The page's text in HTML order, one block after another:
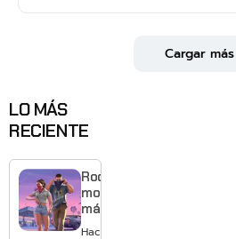
Cargar más
LO MÁS
RECIENTE
Rockstar
mostrará
más de
GTA 6 en
Hace 16